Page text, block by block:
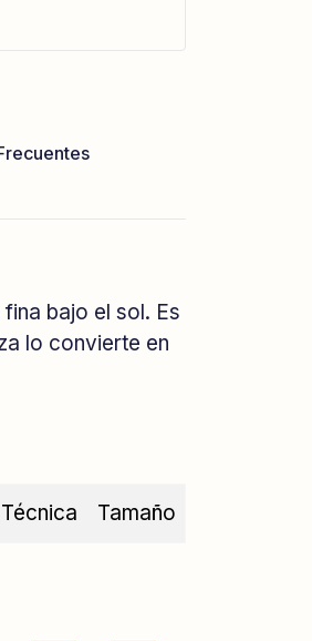
bajo el sol. Es
lo convierte en
Tamaño